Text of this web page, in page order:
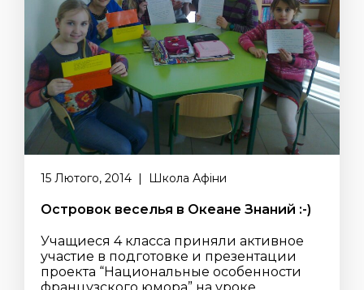
15 Лютого, 2014 | Школа Афіни
Островок веселья в Океане Знаний :-)
Учащиеся 4 класса приняли активное
участие в подготовке и презентации
проекта “Национальные особенности